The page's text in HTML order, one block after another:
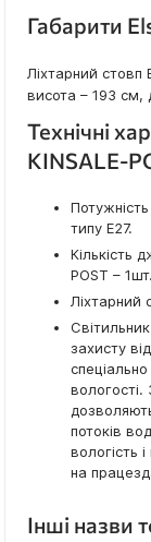
Габарити
Ліхтарний стовп
висота – 193 см,
Технічні
KINSALE-
типу E27.
Кількість
POST – 1шт.
Ліхтарний
захисту
вологості.
потоків
вологість
на
Інші назви